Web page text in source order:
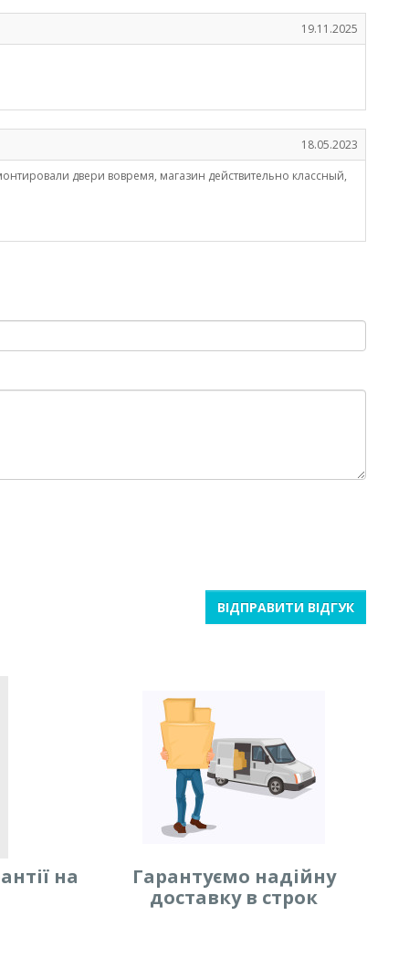
19.11.2025
18.05.2023
двери вовремя, магазин действительно классный,
ВІДПРАВИТИ ВІДГУК
на
Гарантуємо надійну
доставку в строк